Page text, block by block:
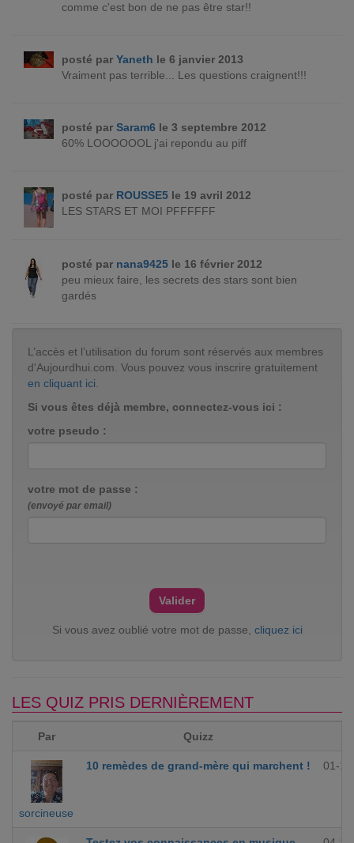
comme c'est bon de ne pas être star!!
posté par Yaneth le 6 janvier 2013
Vraiment pas terrible... Les questions craignent!!!
posté par Saram6 le 3 septembre 2012
60% LOOOOOOL j'ai repondu au piff
posté par ROUSSE5le 19 avril 2012
LES STARS ET MOI PFFFFFF
posté par nana9425le 16 février 2012
peu mieux faire, les secrets des stars sont bien
gardés
L’accès et l’utilisation du forum sont réservés aux membres
d'Aujourdhui.com. Vous pouvez vous inscrire gratuitement
en cliquant ici
Si vous êtes déjà membre, connectez-vous ici :
votre pseudo :
votre mot de passe :
(envoyé par email)
Si vous avez oublié votre mot de passe, cliquez ici
LES QUIZ PRIS DERNIÈREMENT
Par Quizz
sorcineuse
10 remèdes de grand-mère qui marchent ! 01-